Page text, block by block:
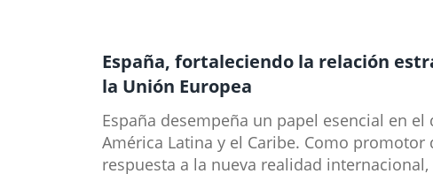
​España, fortaleciendo la relación
la Unión Europea
España desempeña un papel esencial en
América Latina y el Caribe. Como
respuesta a la nueva realidad